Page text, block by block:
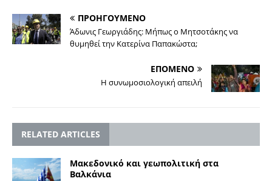
ΠΡΟΗΓΟΥΜΕΝΟ
Άδωνις Γεωργιάδης: Mήπως ο Μητσοτάκης να
θυμηθεί την Κατερίνα Παπακώστα;
ΕΠΟΜΕΝΟ
Η συνωμοσιολογική απειλή
RELATED ARTICLES
Mακεδονικό και γεωπολιτική στα
Βαλκάνια